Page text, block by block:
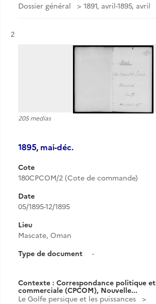
Dossier général
1891, avril-1895, avril
Résultat n°
2
205 medias
1895, mai-déc.
Cote
180CPCOM/2 (Cote de commande)
Date
05/1895-12/1895
Lieu
Mascate, Oman
Type de document
-
Contexte : Correspondance politique et
commerciale (CPCOM), Nouvelle...
Le Golfe persique et les puissances